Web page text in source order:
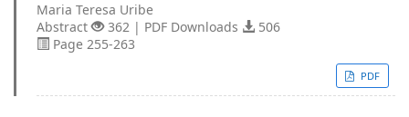
Maria Teresa Uribe
Abstract
362 | PDF Downloads
506
Page 255-263
PDF